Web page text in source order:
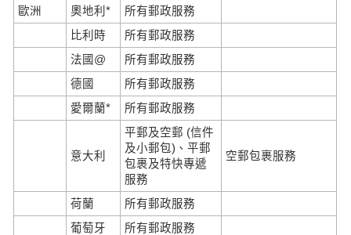
歐洲
奧地利*
所有郵政服務
比利時
所有郵政服務
法國@
所有郵政服務
德國
所有郵政服務
愛爾蘭*
所有郵政服務
意大利
平郵及空郵 (信件
及小郵包)、平郵
包裹及特快專遞
服務
空郵包裹服務
荷蘭
所有郵政服務
葡萄牙
所有郵政服務